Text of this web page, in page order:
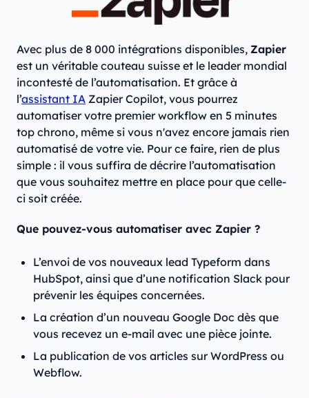
Avec plus de 8 000 intégrations disponibles, Zapier
est un véritable couteau suisse et le leader mondial
incontesté de l’automatisation. Et grâce à
l’assistant IA Zapier Copilot, vous pourrez
automatiser votre premier workflow en 5 minutes
top chrono, même si vous n'avez encore jamais rien
automatisé de votre vie. Pour ce faire, rien de plus
simple : il vous suffira de décrire l’automatisation
que vous souhaitez mettre en place pour que celle-
ci soit créée.
Que pouvez-vous automatiser avec Zapier ?
L’envoi de vos nouveaux lead Typeform dans
HubSpot, ainsi que d’une notification Slack pour
prévenir les équipes concernées.
La création d’un nouveau Google Doc dès que
vous recevez un e-mail avec une pièce jointe.
La publication de vos articles sur WordPress ou
Webflow.